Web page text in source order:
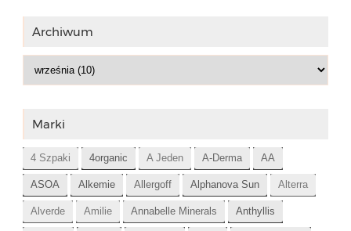
Archiwum
Marki
4 Szpaki 4organic A Jeden A-Derma AA
ASOA Alkemie Allergoff Alphanova Sun Alterra
Alverde Amilie Annabelle Minerals Anthyllis